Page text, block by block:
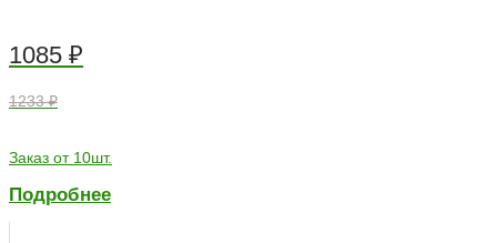
1085 ₽
1233 ₽
Заказ от 10шт.
Подробнее